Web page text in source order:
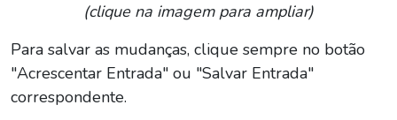
(clique na imagem para ampliar)
Para salvar as mudanças, clique sempre no botão
"Acrescentar Entrada" ou "Salvar Entrada"
correspondente.